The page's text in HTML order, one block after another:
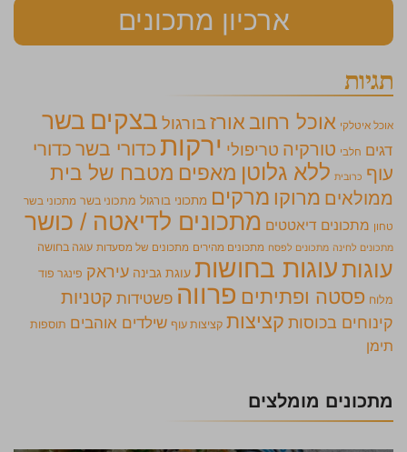
ארכיון מתכונים
תגיות
אוכל איטלקי אוכל רחוב אורזבורגול בצקים בשר
דגים חלבי טורקיה טריפולי ירקות כדורי בשר כדורי
עוף כרובית ללא גלוטן מאפים מטבח של בית
ממולאים מרוקו מרקים מתכוני בורגול מתכוני בשר מתכוני בשר
טחון מתכונים דיאטטים מתכונים לדיאטה / כושר
מתכונים לחינה מתכונים לפסח מתכונים מהירים מתכונים של מסעדות עוגה בחושה
עוגותעוגות בחושות עוגת גבינה עיראק פינגר פוד
מלוח פסטה ופתיתים פרווה פשטידות קטניות
קינוחים בכוסות קציצות קציצות עוף שילדים אוהבים תוספות
תימן
מתכונים מומלצים